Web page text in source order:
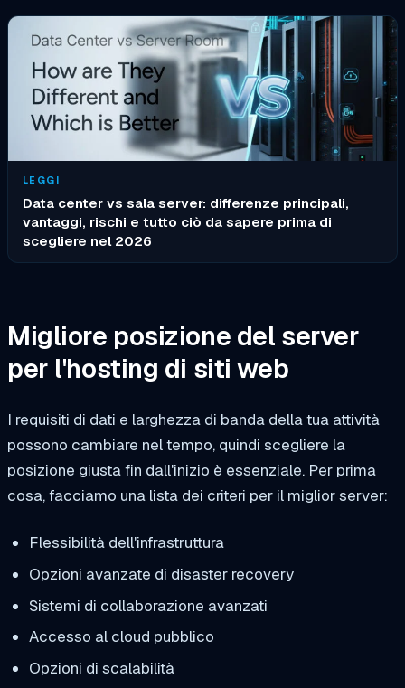
LEGGI
Data center vs sala server: differenze principali,
vantaggi, rischi e tutto ciò da sapere prima di
scegliere nel 2026
Migliore posizione del server
per l'hosting di siti web
I requisiti di dati e larghezza di banda della tua attività
possono cambiare nel tempo, quindi scegliere la
posizione giusta fin dall'inizio è essenziale. Per prima
cosa, facciamo una lista dei criteri per il miglior server:
Flessibilità dell'infrastruttura
Opzioni avanzate di disaster recovery
Sistemi di collaborazione avanzati
Accesso al cloud pubblico
Opzioni di scalabilità